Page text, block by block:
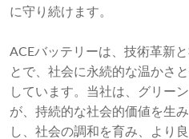
に守り続けます。
ACEバッテリーは、技術革新
とで、社会に永続的な温かさ
しています。当社は、グリー
が、持続的な社会的価値を生
し、社会の調和を育み、より